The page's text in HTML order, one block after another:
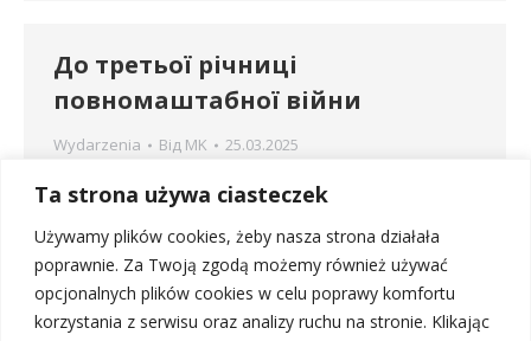
Ta strona używa ciasteczek
Używamy plików cookies, żeby nasza strona działała
poprawnie. Za Twoją zgodą możemy również używać
opcjonalnych plików cookies w celu poprawy komfortu
korzystania z serwisu oraz analizy ruchu na stronie. Klikając
До третьої річниці
повномаштабної війни
Wydarzenia Від MK 25.03.2025
В суботу 22 лютого и Вроцлаві відбулися
повномаштабної війни в Україні. З дітьми і
батьками в українській суботній школі ми
згадали всіх захисників України